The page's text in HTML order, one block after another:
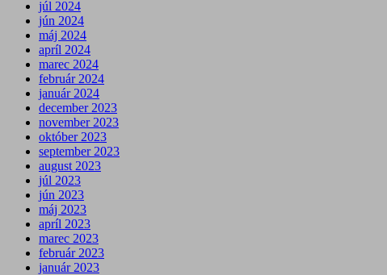
júl 2024
jún 2024
máj 2024
apríl 2024
marec 2024
február 2024
január 2024
december 2023
november 2023
október 2023
september 2023
august 2023
júl 2023
jún 2023
máj 2023
apríl 2023
marec 2023
február 2023
január 2023